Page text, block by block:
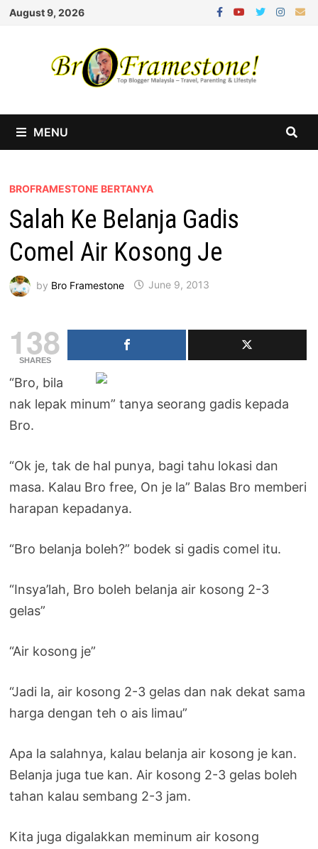
Skip
August 9, 2026
MENU
BROFRAMESTONE BERTANYA
Salah Ke Belanja Gadis
Comel Air Kosong Je
by Bro Framestone June 9, 2013
138
SHARES
“Bro, bila
nak lepak minum” tanya seorang gadis kepada
Bro.
“Ok je, tak de hal punya, bagi tahu lokasi dan
masa. Kalau Bro free, On je la” Balas Bro memberi
harapan kepadanya.
“Bro belanja boleh?” bodek si gadis comel itu.
“Insya’lah, Bro boleh belanja air kosong 2-3
gelas”
“Air kosong je”
“Jadi la, air kosong 2-3 gelas dan nak dekat sama
harga dengan teh o ais limau”
Apa la salahnya, kalau belanja air kosong je kan.
Belanja juga tue kan. Air kosong 2-3 gelas boleh
tahan kalau sembang 2-3 jam.
Kita juga digalakkan meminum air kosong